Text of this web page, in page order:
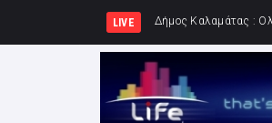
LIVE Δήμος Πειραιά :